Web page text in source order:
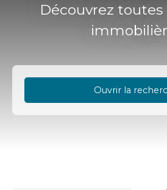
Découvrez toutes
Ouvrir la